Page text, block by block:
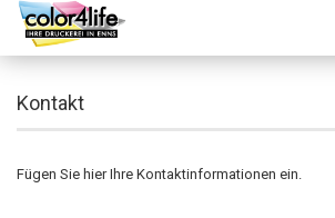
Kontakt
Fügen Sie hier Ihre Kontaktinformationen ein.